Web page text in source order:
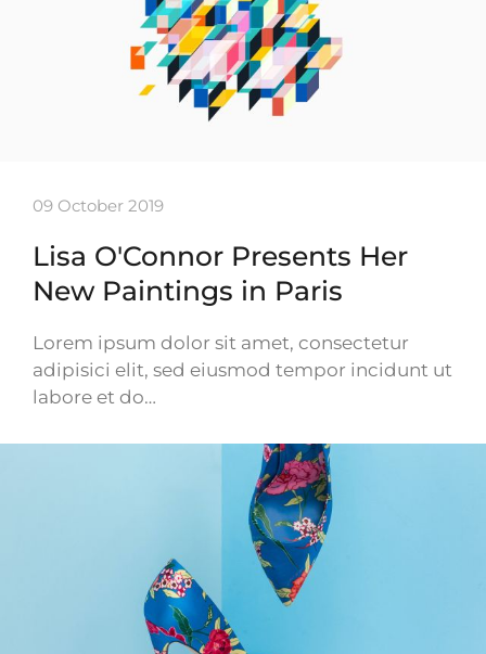
09 October 2019
Lisa O'Connor Presents Her
New Paintings in Paris
Lorem ipsum dolor sit amet, consectetur
adipisici elit, sed eiusmod tempor incidunt ut
labore et do…